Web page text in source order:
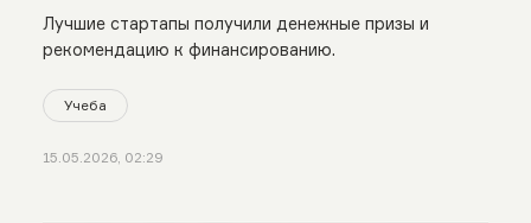
Ilhom-fest 2026
Лучшие стартапы получили денежные призы и
рекомендацию к финансированию.
Учеба
15.05.2026, 02:29